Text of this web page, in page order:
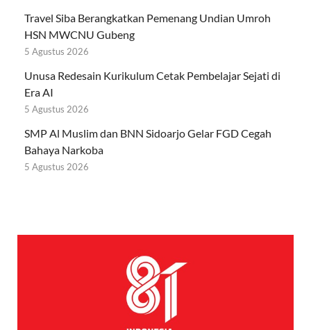
Travel Siba Berangkatkan Pemenang Undian Umroh
HSN MWCNU Gubeng
5 Agustus 2026
Unusa Redesain Kurikulum Cetak Pembelajar Sejati di
Era AI
5 Agustus 2026
SMP Al Muslim dan BNN Sidoarjo Gelar FGD Cegah
Bahaya Narkoba
5 Agustus 2026